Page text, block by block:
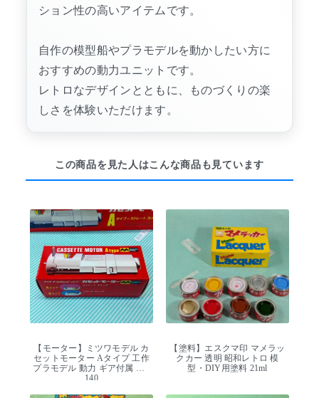
ション性の高いアイテムです。
自作の模型船やプラモデルを動かしたい方に
おすすめの動力ユニットです。
レトロなデザインとともに、ものづくりの楽
しさを体験いただけます。
この商品を見た人はこんな商品も見ています
【モーター】ミツワモデル カ
セットモーター Aタイプ 工作
プラモデル 動力 ギア付属 RE-
140
【塗料】エスクマ印 マメラッ
クカー 透明 昭和レトロ 模
型・DIY用塗料 21ml